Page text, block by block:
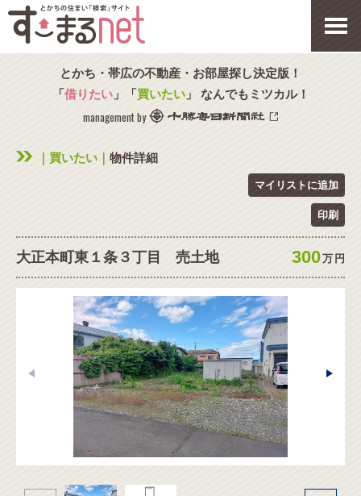
とかち・帯広の不動産・お部屋探し決定版！
「借りたい」「買いたい」 なんでもミツカル！
management by
｜買いたい｜ 物件詳細
マイリストに追加
印刷
大正本町東１条３丁目 売土地 300万 円